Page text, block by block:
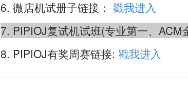
6. 微店机试册子链接：戳我进入
7. PIPIOJ复试机试班(专业第一、
8. PIPIOJ有奖周赛链接:戳我进入